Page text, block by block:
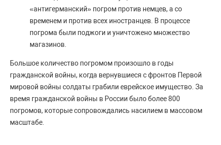
«антигерманский» погром против немцев, а со
временем и против всех иностранцев. В процессе
погрома были поджоги и уничтожено множество
магазинов.
Большое количество погромом произошло в годы
гражданской войны, когда вернувшиеся с фронтов Первой
мировой войны солдаты грабили еврейское имущество. За
время гражданской войны в России было более 800
погромов, которые сопровождались насилием в массовом
масштабе.